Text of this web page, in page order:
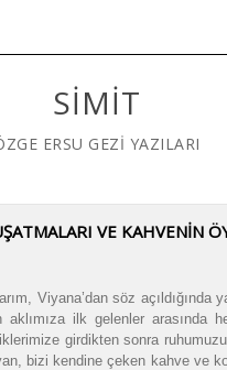
SIMIT
ERSU GEZİ YAZILARI
VE KAHVENİN
Viyana’dan söz açıldığında
aklımıza ilk gelenler arasında
girdikten sonra
bizi kendine çeken kahve ve